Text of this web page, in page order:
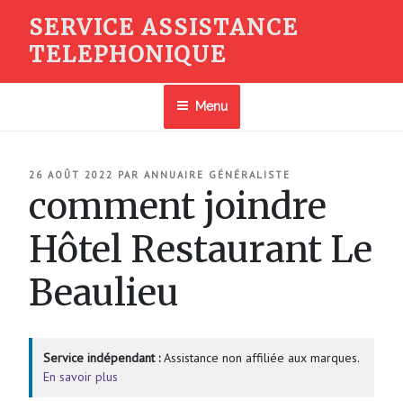
contenu
SERVICE ASSISTANCE
TELEPHONIQUE
Menu
PUBLIÉ
26 AOÛT 2022 PAR ANNUAIRE GÉNÉRALISTE
comment joindre
Hôtel Restaurant Le
Beaulieu
Service indépendant :Assistance non affiliée aux marques.
En savoir plus